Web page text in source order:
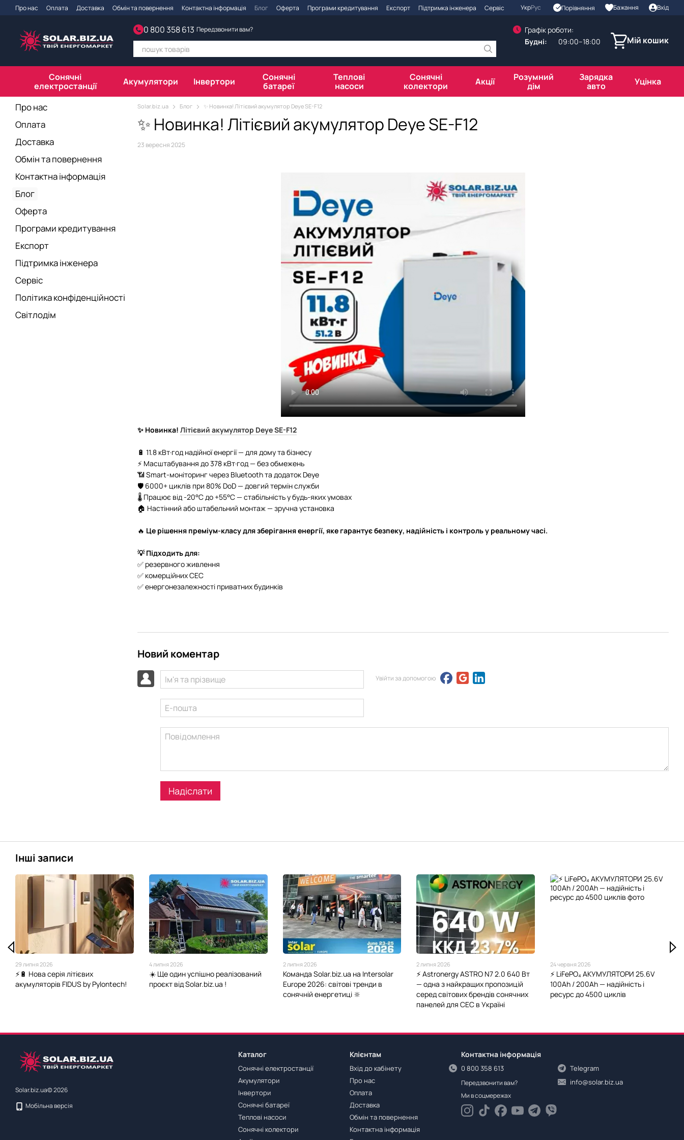
Перейти до основного контенту
Про нас Оплата Доставка Обмін та повернення Контактна інформація Блог Оферта Програми кредитування Експорт Підтримка інженера
Сервіс
Політика конфіденційності
Світлодім
УкрРус Порівняння Бажання Вхід
0 800 358 613 Передзвонити вам?
Графік роботи:
Будні:
09:00–18:00 Мій кошик
Сонячні
електростанції
Акумулятори Інвертори
Сонячні
батареї
Теплові
насоси
Сонячні
колектори
Акції
Розумний
дім
Зарядка
авто
Уцінка
Solar.biz.ua Блог ✨ Новинка! Літієвий акумулятор Deye SE-F12
✨ Новинка! Літієвий акумулятор Deye SE-F12
23 вересня 2025
✨ Новинка! Літієвий акумулятор Deye SE-F12
🔋 11.8 кВт·год надійної енергії — для дому та бізнесу
⚡ Масштабування до 378 кВт·год — без обмежень
📶 Smart-моніторинг через Bluetooth та додаток Deye
🛡️ 6000+ циклів при 80% DoD — довгий термін служби
🌡 Працює від -20°C до +55°C — стабільність у будь-яких умовах
🏠 Настінний або штабельний монтаж — зручна установка
🔥 Це рішення преміум-класу для зберігання енергії, яке гарантує безпеку, надійність і контроль у реальному часі.
💡 Підходить для:
✅ резервного живлення
✅ комерційних СЕС
✅ енергонезалежності приватних будинків
Новий коментар
Увійти за допомогою
Надіслати
Про нас
Оплата
Доставка
Обмін та повернення
Контактна інформація
Блог
Оферта
Програми кредитування
Експорт
Підтримка інженера
Сервіс
Політика конфіденційності
Світлодім
Інші записи
29 липня 2026
⚡🔋 Нова серія літієвих
акумуляторів FIDUS by Pylontech!
4 липня 2026
☀️ Ще один успішно реалізований
проєкт від Solar.biz.ua !
2 липня 2026
Команда Solar.biz.ua на Intersolar
Europe 2026: світові тренди в
сонячній енергетиці 🔆
2 липня 2026
⚡️ Astronergy ASTRO N7 2.0 640 Вт
— одна з найкращих пропозицій
серед світових брендів сонячних
панелей для СЕС в Україні
24 червня 2026
⚡️ LiFePO₄ АКУМУЛЯТОРИ 25.6V
100Ah / 200Ah — надійність і
ресурс до 4500 циклів
Solar.biz.ua© 2026
Мобільна версія
Каталог
Сонячні електростанції
Акумулятори
Інвертори
Сонячні батареї
Теплові насоси
Сонячні колектори
Клієнтам
Вхід до кабінету
Про нас
Оплата
Доставка
Обмін та повернення
Контактна інформація
Контактна інформація
0 800 358 613
Передзвонити вам?
Telegram
info@solar.biz.ua
Ми в соцмережах